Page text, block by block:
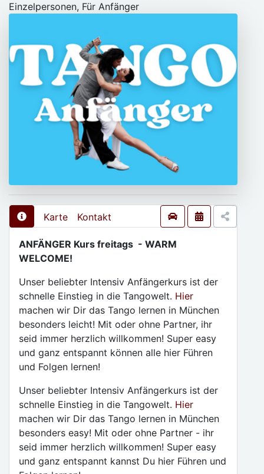
Einzelpersonen, Für Anfänger
Karte Kontakt
ANFÄNGER Kurs freitags - WARM
WELCOME!
Unser beliebter Intensiv Anfängerkurs ist der
schnelle Einstieg in die Tangowelt. Hier
machen wir Dir das Tango lernen in München
besonders leicht! Mit oder ohne Partner, ihr
seid immer herzlich willkommen! Super easy
und ganz entspannt können alle hier Führen
und Folgen lernen!
Unser beliebter Intensiv Anfängerkurs ist der
schnelle Einstieg in die Tangowelt. Hier
machen wir Dir das Tango lernen in München
besonders easy! Mit oder ohne Partner - ihr
seid immer herzlich willkommen! Super easy
und ganz entspannt kannst Du hier Führen und